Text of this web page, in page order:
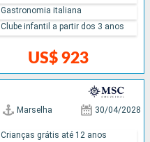
US$ 923
Gastronomia italiana
Clube infantil a partir dos 3 anos
Marselha 30/04/2028
Crianças grátis até 12 anos